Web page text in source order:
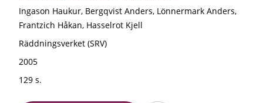
Ingason Haukur, Bergqvist Anders, Lönnermark Anders,
Frantzich Håkan, Hasselrot Kjell
Räddningsverket (SRV)
2005
129 s.